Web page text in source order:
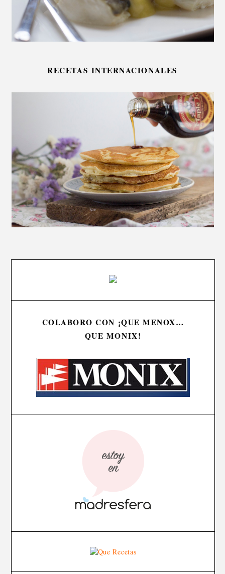
RECETAS INTERNACIONALES
COLABORO CON ¡QUE MENOX…
QUE MONIX!